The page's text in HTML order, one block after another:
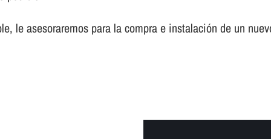
le asesoraremos para la compra e instalación de un